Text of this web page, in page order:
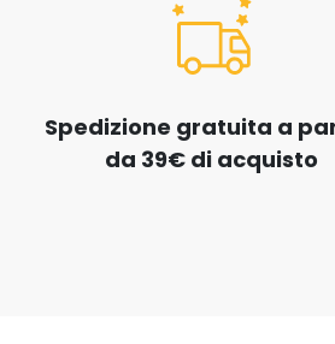
Spedizione gratuita a
da 39€ di acquisto